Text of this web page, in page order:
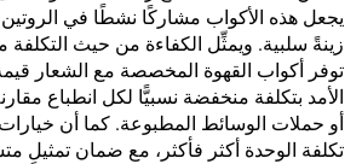
يجعل هذه الأكواب مشاركًا نشطًا في الروتين
زينةً سلبية. ويمثِّل الكفاءة من حيث التكلفة
توفر أكواب القهوة المخصصة مع الشعار
الأمد بتكلفة منخفضة نسبيًّا لكل انطباع
أو حملات الوسائط المطبوعة. كما أن
تكلفة الوحدة أكثر فأكثر، مع ضمان تمثيلٍ